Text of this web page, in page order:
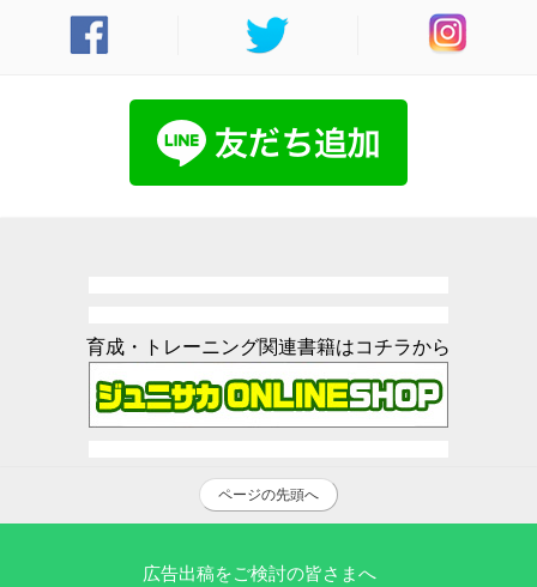
育成・トレーニング関連書籍はコチラから
ページの先頭へ
広告出稿をご検討の皆さまへ